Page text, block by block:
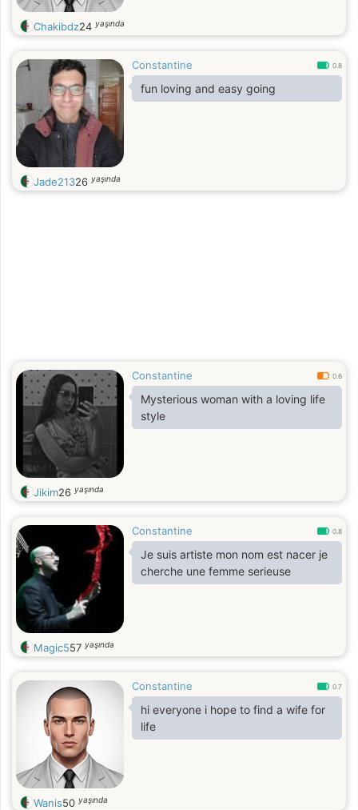
Chakibdz24 yaşında
Constantine 0.8
fun loving and easy going
Jade21326 yaşında
Constantine 0.6
Mysterious woman with a loving life
style
Jikim26 yaşında
Constantine 0.8
Je suis artiste mon nom est nacer je
cherche une femme serieuse
Magic557 yaşında
Constantine 0.7
hi everyone i hope to find a wife for
life
Wanis50 yaşında